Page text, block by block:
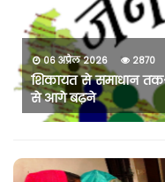
06 अप्रैल 2026 2870
शिकायत से समाधान
से आगे बढ़ने